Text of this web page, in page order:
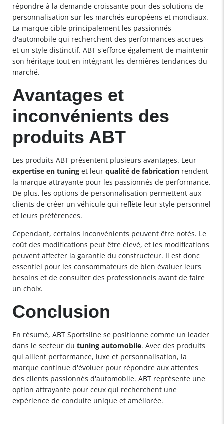
répondre à la demande croissante pour des solutions de
personnalisation sur les marchés européens et mondiaux.
La marque cible principalement les passionnés
d'automobile qui recherchent des performances accrues
et un style distinctif. ABT s'efforce également de maintenir
son héritage tout en intégrant les dernières tendances du
marché.
Avantages et
inconvénients des
produits ABT
Les produits ABT présentent plusieurs avantages. Leur
expertise en tuning et leur qualité de fabrication rendent
la marque attrayante pour les passionnés de performance.
De plus, les options de personnalisation permettent aux
clients de créer un véhicule qui reflète leur style personnel
et leurs préférences.
Cependant, certains inconvénients peuvent être notés. Le
coût des modifications peut être élevé, et les modifications
peuvent affecter la garantie du constructeur. Il est donc
essentiel pour les consommateurs de bien évaluer leurs
besoins et de consulter des professionnels avant de faire
un choix.
Conclusion
En résumé, ABT Sportsline se positionne comme un leader
dans le secteur du tuning automobile. Avec des produits
qui allient performance, luxe et personnalisation, la
marque continue d'évoluer pour répondre aux attentes
des clients passionnés d'automobile. ABT représente une
option attrayante pour ceux qui recherchent une
expérience de conduite unique et améliorée.